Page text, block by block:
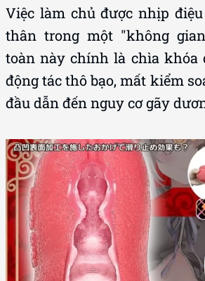
Việc làm chủ được nhịp
thân trong một "không
toàn này chính là chìa khóa
động tác thô bạo, mất kiểm
đầu dẫn đến nguy cơ gãy